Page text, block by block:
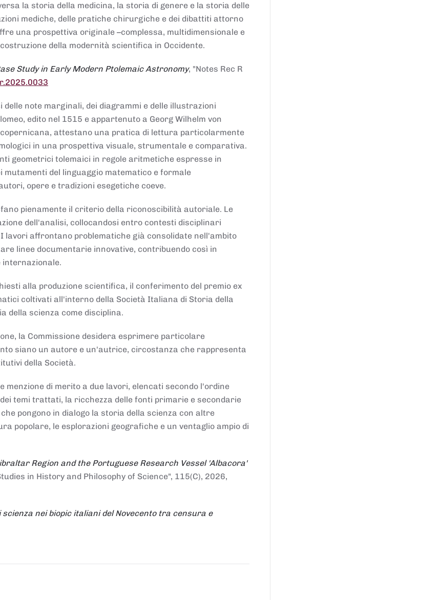
la storia della medicina, la storia di genere e la storia delle
mediche, delle pratiche chirurgiche e dei dibattiti attorno
una prospettiva originale –complessa, multidimensionale e
della modernità scientifica in Occidente.
Study in Early Modern Ptolemaic Astronomy, "Notes Rec R
note marginali, dei diagrammi e delle illustrazioni
edito nel 1515 e appartenuto a Georg Wilhelm von
attestano una pratica di lettura particolarmente
in una prospettiva visuale, strumentale e comparativa.
geometrici tolemaici in regole aritmetiche espresse in
del linguaggio matematico e formale
opere e tradizioni esegetiche coeve.
pienamente il criterio della riconoscibilità autoriale. Le
dell'analisi, collocandosi entro contesti disciplinari
affrontano problematiche già consolidate nell'ambito
linee documentarie innovative, contribuendo così in
alla produzione scientifica, il conferimento del premio ex
coltivati all'interno della Società Italiana di Storia della
della scienza come disciplina.
la Commissione desidera esprimere particolare
siano un autore e un'autrice, circostanza che rappresenta
della Società.
di merito a due lavori, elencati secondo l'ordine
temi trattati, la ricchezza delle fonti primarie e secondarie
pongono in dialogo la storia della scienza con altre
popolare, le esplorazioni geografiche e un ventaglio ampio di
Region and the Portuguese Research Vessel 'Albacora'
in History and Philosophy of Science", 115(C), 2026,
scienza nei biopic italiani del Novecento tra censura e